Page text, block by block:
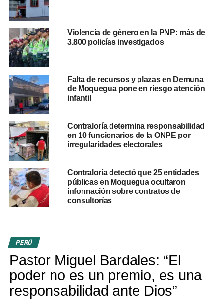
Blusas y camisas: entre 2 y 3 meses.
de su entrega a las unidades policiales.
Retrasos en distribución y
responsabilidades
La comisión de control solicitó explicaciones al
Programa Nacional Compras MYPErú
PNP sobre la demora en la distribución.
Desde la PNP se indicó que la responsabilidad recae en
el NEC Textil Confecciones, mientras que esta entidad
señaló que la demora responde a procesos técnicos,
certificaciones y gestiones para contratar el servicio
logístico.
logístico sigue en fase de indagación de mercado.
Observaciones en
almacenamiento y control
Violencia de género en la PNP: más de
3.800 policías investigados
Falta de recursos y plazas en Demuna
de Moquegua pone en riesgo atención
infantil
Contraloría determina responsabilidad
en 10 funcionarios de la ONPE por
irregularidades electorales
Contraloría detectó que 25 entidades
públicas en Moquegua ocultaron
información sobre contratos de
consultorías
PERÚ
Pastor Miguel Bardales: “El
poder no es un premio, es una
responsabilidad ante Dios”